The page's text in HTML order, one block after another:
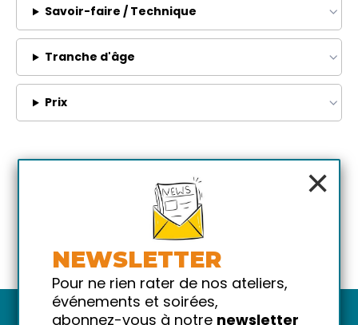
Savoir-faire / Technique
Tranche d'âge
Prix
×
NEWSLETTER
Pour ne rien rater de nos ateliers,
événements et soirées,
abonnez-vous à notre newsletter